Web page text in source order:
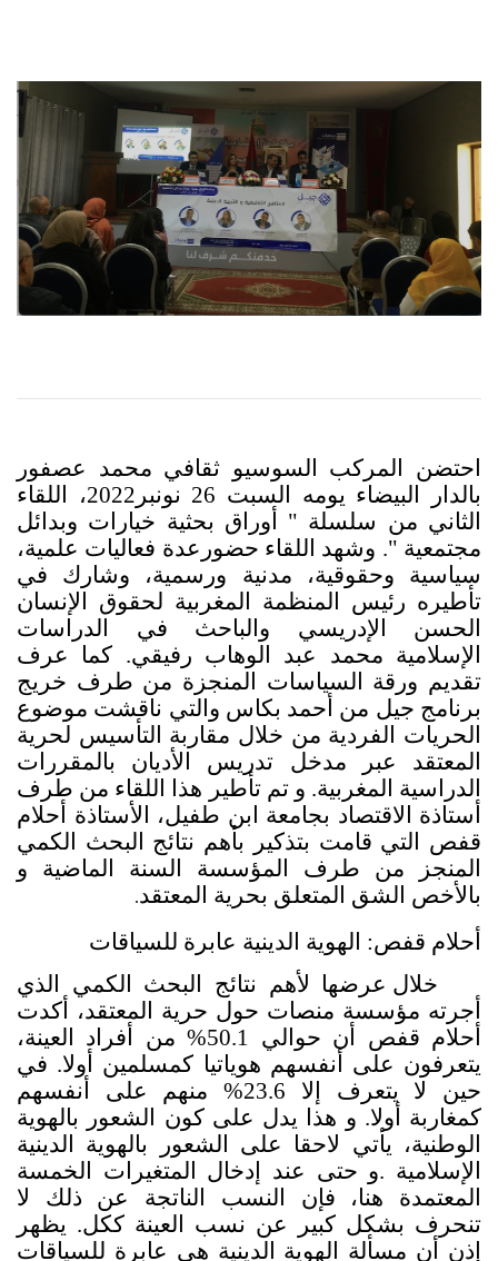
احتضن المركب السوسيو ثقافي محمد عصفور
بالدار البيضاء يومه السبت 26 نونبر
2022، اللقاء
الثاني من سلسلة " أوراق بحثية خيارات وبدائل
مجتمعية ". وشهد اللقاء حضورعدة فعاليات علمية،
سياسية وحقوقية، مدنية ورسمية، وشارك في
تأطيره رئيس المنظمة المغربية لحقوق الإنسان
الحسن الإدريسي والباحث في الدراسات
الإسلامية محمد عبد الوهاب رفيقي. كما عرف
تقديم ورقة السياسات المنجزة من طرف خريج
برنامج جيل من أحمد بكاس والتي ناقشت موضوع
الحريات الفردية من خلال مقاربة التأسيس لحرية
المعتقد عبر مدخل تدريس الأديان بالمقررات
الدراسية المغربية. و تم تأطير هذا اللقاء من طرف
أستاذة الاقتصاد بجامعة ابن طفيل، الأستاذة أحلام
قفص التي قامت بتذكير بأهم نتائج البحث الكمي
المنجز من طرف المؤسسة السنة الماضية و
بالأخص الشق المتعلق بحرية المعتقد.
أحلام قفص: الهوية الدينية عابرة للسياقات
خلال عرضها لأهم نتائج البحث الكمي الذي
أجرته مؤسسة منصات حول حرية المعتقد، أكدت
أحلام قفص أن حوالي 50.1% من أفراد العينة،
يتعرفون على أنفسهم هوياتيا كمسلمين أولا. في
حين لا يتعرف إلا 23.6% منهم على أنفسهم
كمغاربة أولا. و هذا يدل على كون الشعور بالهوية
الوطنية، يأتي لاحقا على الشعور بالهوية الدينية
الإسلامية .و حتى عند إدخال المتغيرات الخمسة
المعتمدة هنا، فإن النسب الناتجة عن ذلك لا
تنحرف بشكل كبير عن نسب العينة ككل. يظهر
إذن أن مسألة الهوية الدينية هي عابرة للسياقات